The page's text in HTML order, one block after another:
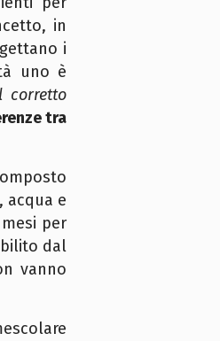
in
i
uno è
corretto
tra
acqua e
per
dal
vanno